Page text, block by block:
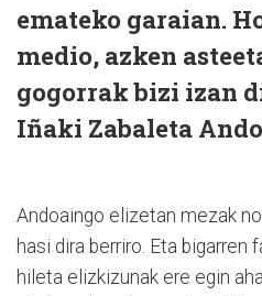
emateko garaian.
medio, azken
gogorrak bizi izan
Iñaki Zabaleta
Andoaingo elizetan mezak
hasi dira berriro. Eta bigarren
hileta elizkizunak ere egin